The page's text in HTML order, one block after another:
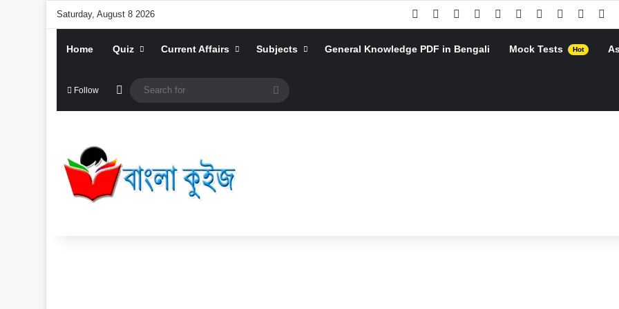
Saturday, August 8 2026 Facebook PinterestYouTubeInstagramGoogle Play
TelegramWhatsApp
RSS
Home Quiz Current Affairs Subjects General Knowledge PDF in Bengali Mock Tests Hot
Follow Random Article Search
for